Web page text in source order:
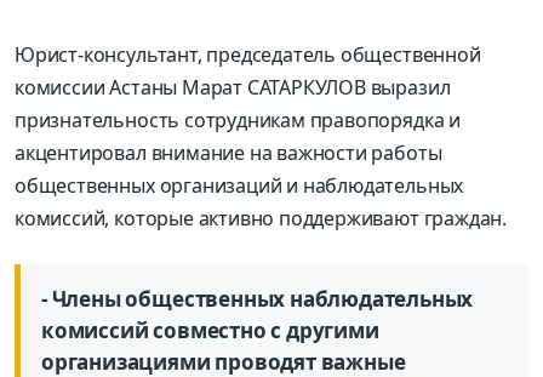
Юрист-консультант, председатель общественной
комиссии Астаны Марат САТАРКУЛОВ выразил
признательность сотрудникам правопорядка и
акцентировал внимание на важности работы
общественных организаций и наблюдательных
комиссий, которые активно поддерживают граждан.
- Члены общественных наблюдательных
комиссий совместно с другими
организациями проводят важные